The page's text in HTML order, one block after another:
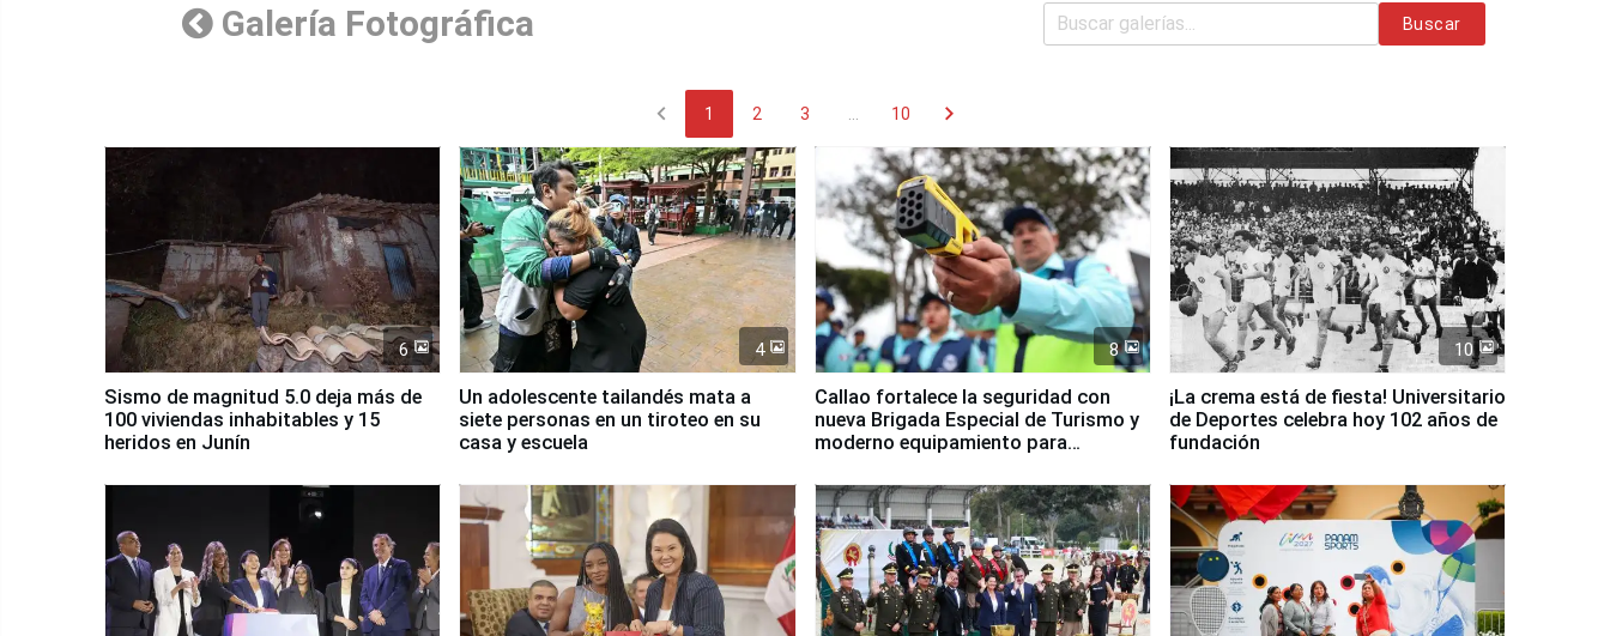
Galería Fotográfica Buscar
chevron_left 1 2 3 10 chevron_right
6
Sismo de magnitud 5.0 deja más de
100 viviendas inhabitables y 15
heridos en Junín
4
Un adolescente tailandés mata a
siete personas en un tiroteo en su
casa y escuela
8
Callao fortalece la seguridad con
nueva Brigada Especial de Turismo y
moderno equipamiento para
10
¡La crema está de fiesta! Universitario
de Deportes celebra hoy 102 años de
fundación